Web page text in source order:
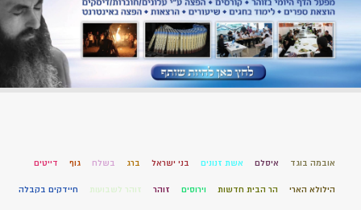
אובמה בוגד איסלם אשת זנונים בני ישראל ברג בשלח גוף דייטים
הילולא הארי הר הבית חדשות וירוסים זוהר זוהר לשבועות חיידקים בקבלה